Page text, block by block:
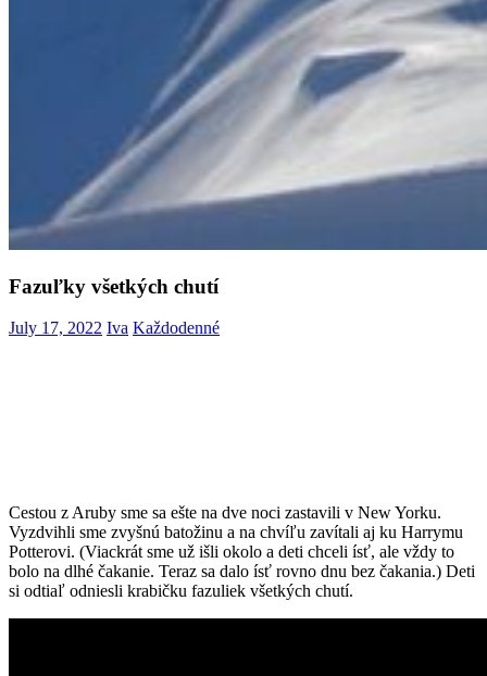
Fazuľky všetkých chutí
July 17, 2022 Iva Každodenné
Cestou z Aruby sme sa ešte na dve noci zastavili v New Yorku.
Vyzdvihli sme zvyšnú batožinu a na chvíľu zavítali aj ku Harrymu
Potterovi. (Viackrát sme už išli okolo a deti chceli ísť, ale vždy to
bolo na dlhé čakanie. Teraz sa dalo ísť rovno dnu bez čakania.) Deti
si odtiaľ odniesli krabičku fazuliek všetkých chutí.